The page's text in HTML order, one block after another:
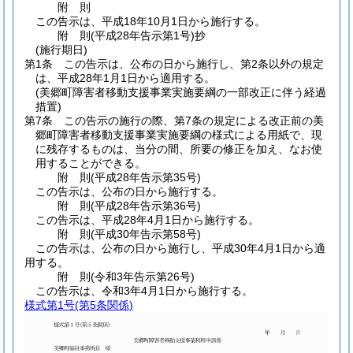
附 則
この告示は、平成18年10月1日から施行する。
附 則(平成28年告示第1号)抄
(施行期日)
第1条
この告示は、公布の日から施行し、第2条以外の規定
は、平成28年1月1日から適用する。
(美郷町障害者移動支援事業実施要綱の一部改正に伴う経過
措置)
第7条
この告示の施行の際、第7条の規定による改正前の美
郷町障害者移動支援事業実施要綱の様式による用紙で、現
に残存するものは、当分の間、所要の修正を加え、なお使
用することができる。
附 則(平成28年告示第35号)
この告示は、公布の日から施行する。
附 則(平成28年告示第36号)
この告示は、平成28年4月1日から施行する。
附 則(平成30年告示第58号)
この告示は、公布の日から施行し、平成30年4月1日から適
用する。
附 則(令和3年告示第26号)
この告示は、令和3年4月1日から施行する。
様式第1号(第5条関係)